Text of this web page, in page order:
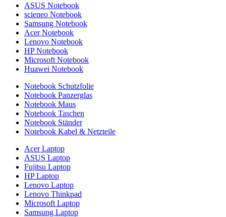
ASUS Notebook
scieneo Notebook
Samsung Notebook
Acer Notebook
Lenovo Notebook
HP Notebook
Microsoft Notebook
Huawei Notebook
Notebook Schutzfolie
Notebook Panzerglas
Notebook Maus
Notebook Taschen
Notebook Ständer
Notebook Kabel & Netzteile
Acer Laptop
ASUS Laptop
Fujitsu Laptop
HP Laptop
Lenovo Laptop
Lenovo Thinkpad
Microsoft Laptop
Samsung Laptop